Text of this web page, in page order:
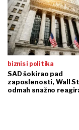
biznis i politika
SAD šokirao pad
zaposlenosti, Wall
odmah snažno